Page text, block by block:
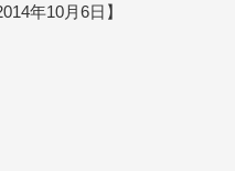
年10月6日】